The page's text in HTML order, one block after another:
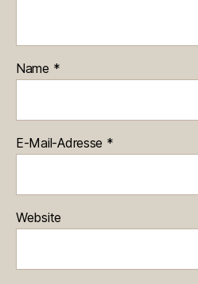
Name *
E-Mail-Adresse *
Website